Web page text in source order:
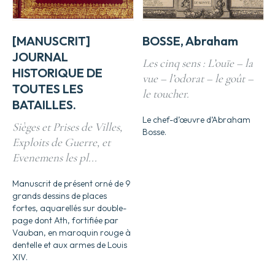
[MANUSCRIT]
JOURNAL
HISTORIQUE DE
TOUTES LES
BATAILLES.
Sièges et Prises de Villes,
Exploits de Guerre, et
Evenemens les pl...
Manuscrit de présent orné de 9
grands dessins de places
fortes, aquarellés sur double-
page dont Ath, fortifiée par
Vauban, en maroquin rouge à
dentelle et aux armes de Louis
XIV.
BOSSE, Abraham
Les cinq sens : L’ouïe – la
vue – l’odorat – le goût –
le toucher.
Le chef-d’œuvre d’Abraham
Bosse.